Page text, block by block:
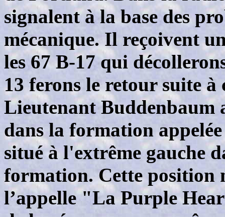
signalent à la base des
mécanique. Il reçoivent
les 67 B-17 qui
13 ferons le retour suite à
Lieutenant Buddenbaum
dans la formation
situé à l'extrême gauche
formation. Cette position
l’appelle "La Purple